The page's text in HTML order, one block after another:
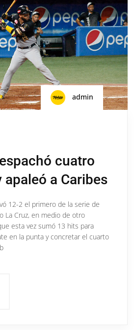
admin
cuatro
apaleó a Caribes
12-2 el primero de la serie de
La Cruz, en medio de otro
esta vez sumó 13 hits para
en la punta y concretar el cuarto